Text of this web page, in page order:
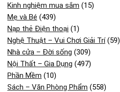
Kinh nghiệm mua sắm (15)
Mẹ và Bé (439)
Nạp thẻ Điện thoại (1)
Nghệ Thuật – Vui Chơi Giải Trí(59)
Nhà cửa – Đời sống (309)
Nội Thất – Gia Dụng (497)
Phần Mềm (10)
Sách – Văn Phòng Phẩm (558)